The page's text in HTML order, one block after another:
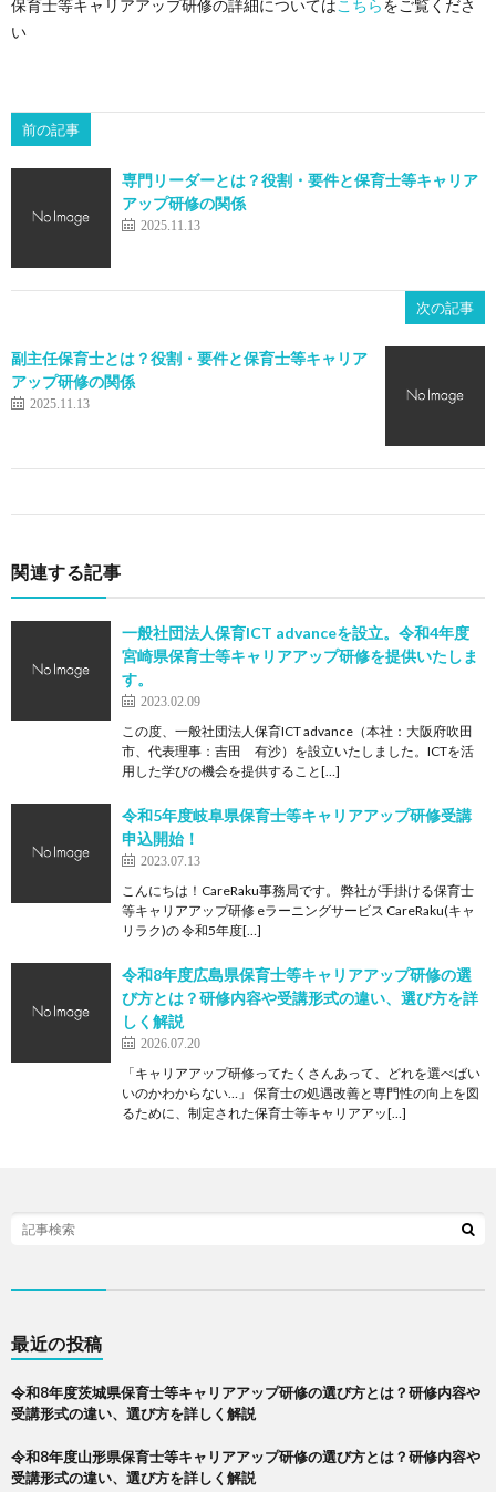
保育士等キャリアアップ研修の詳細についてはこちらをご覧くださ
い
前の記事
専門リーダーとは？役割・要件と保育士等キャリア
アップ研修の関係
2025.11.13
次の記事
副主任保育士とは？役割・要件と保育士等キャリア
アップ研修の関係
2025.11.13
関連する記事
一般社団法人保育ICT advanceを設立。令和4年度
宮崎県保育士等キャリアアップ研修を提供いたしま
す。
2023.02.09
この度、一般社団法人保育ICT advance（本社：大阪府吹田
市、代表理事：吉田 有沙）を設立いたしました。ICTを活
用した学びの機会を提供すること[…]
令和5年度岐阜県保育士等キャリアアップ研修受講
申込開始！
2023.07.13
こんにちは！CareRaku事務局です。 弊社が手掛ける保育士
等キャリアアップ研修 eラーニングサービス CareRaku(キャ
リラク)の 令和5年度[…]
令和8年度広島県保育士等キャリアアップ研修の選
び方とは？研修内容や受講形式の違い、選び方を詳
しく解説
2026.07.20
「キャリアアップ研修ってたくさんあって、どれを選べばい
いのかわからない…」 保育士の処遇改善と専門性の向上を図
るために、制定された保育士等キャリアアッ[…]
最近の投稿
令和8年度茨城県保育士等キャリアアップ研修の選び方とは？研修内容や
受講形式の違い、選び方を詳しく解説
令和8年度山形県保育士等キャリアアップ研修の選び方とは？研修内容や
受講形式の違い、選び方を詳しく解説